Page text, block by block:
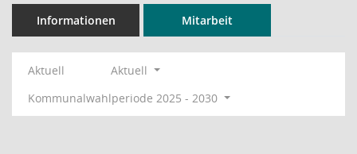
Informationen Mitarbeit
Aktuell
Aktuell
Kommunalwahlperiode 2025 - 2030